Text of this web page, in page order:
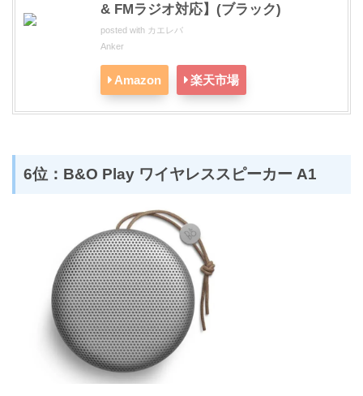
& FMラジオ対応】(ブラック)
posted with カエレバ
Anker
Amazon 楽天市場
6位：B&O Play ワイヤレススピーカー A1